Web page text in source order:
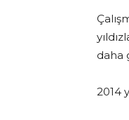
daha
2014